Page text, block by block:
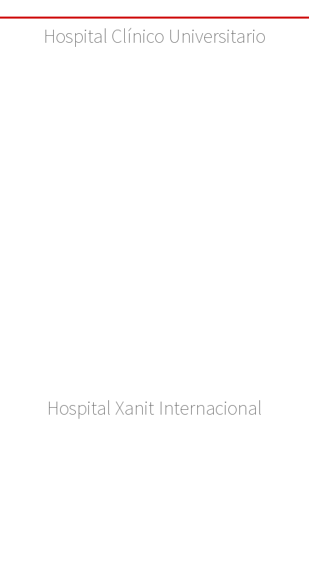
Hospital Clínico Universitario
Hospital Xanit Internacional